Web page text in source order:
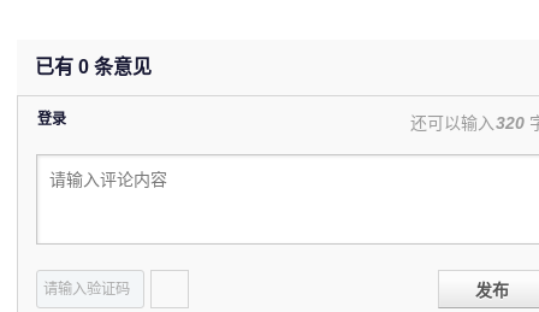
已有 0 条意见
登录 还可以输入320
发布